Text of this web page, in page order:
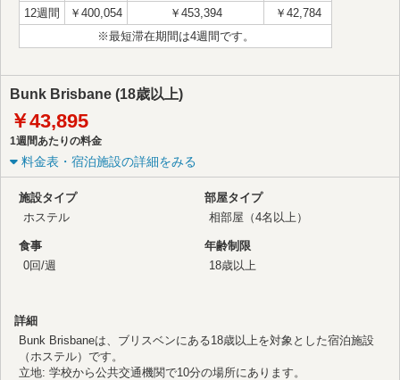
12週間
￥400,054 ￥453,394
￥42,784
※最短滞在期間は4週間です。
Bunk Brisbane (18歳以上)
￥43,895
1週間あたりの料金
料金表・宿泊施設の詳細をみる
施設タイプ
ホステル
部屋タイプ
相部屋（4名以上）
食事
0回/週
年齢制限
18歳以上
詳細
Bunk Brisbaneは、ブリスベンにある18歳以上を対象とした宿泊施設
（ホステル）です。
立地: 学校から公共交通機関で10分の場所にあります。